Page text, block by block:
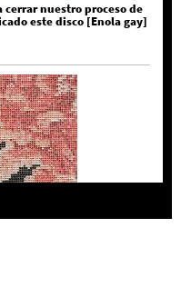
cerrar nuestro proceso de
este disco [Enola gay]